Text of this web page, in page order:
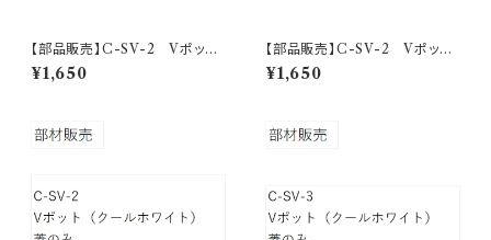
【部品販売】C-SV-2 Vポッ
ト フタ（新カモミール）
¥1,650
【部品販売】C-SV-2 Vポッ
ト フタ（新ラベンダー）
¥1,650